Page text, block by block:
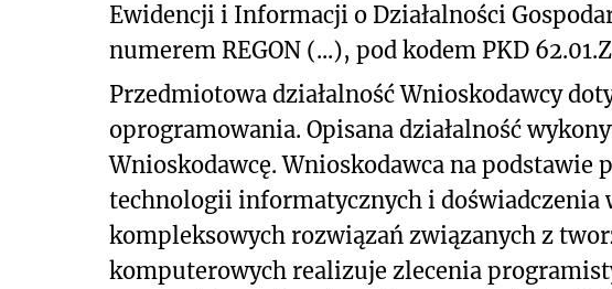
Ewidencji i Informacji o Działalności
numerem REGON (...), pod kodem PKD
Przedmiotowa działalność Wnioskodawcy
oprogramowania. Opisana działalność
Wnioskodawcę. Wnioskodawca na podstawie
technologii informatycznych i doświadczenia
kompleksowych rozwiązań związanych z
komputerowych realizuje zlecenia